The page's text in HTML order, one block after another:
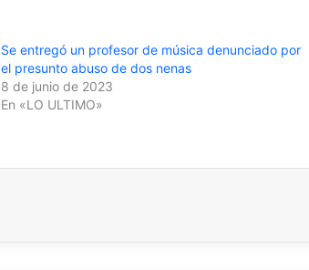
Se entregó un profesor de música denunciado por
el presunto abuso de dos nenas
8 de junio de 2023
En «LO ULTIMO»